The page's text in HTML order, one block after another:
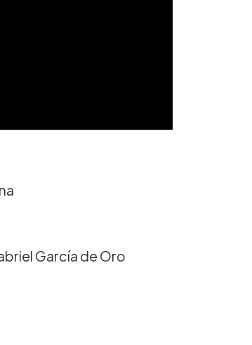
García de Oro